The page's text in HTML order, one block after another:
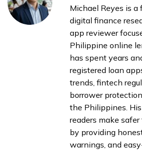
Michael Reyes is a
digital finance
app reviewer
Philippine online
has spent years
registered loan
trends, fintech
borrower
the Philippines.
readers make
by providing
warnings, and